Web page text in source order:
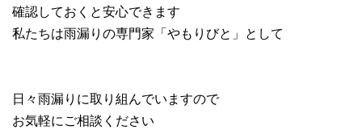
確認しておくと安心できます
私たちは雨漏りの専門家「やもりびと」として
日々雨漏りに取り組んでいますので
お気軽にご相談ください